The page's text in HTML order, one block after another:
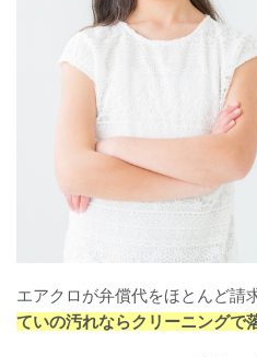
エアクロが弁償代をほとんど請
ていの汚れならクリーニングで